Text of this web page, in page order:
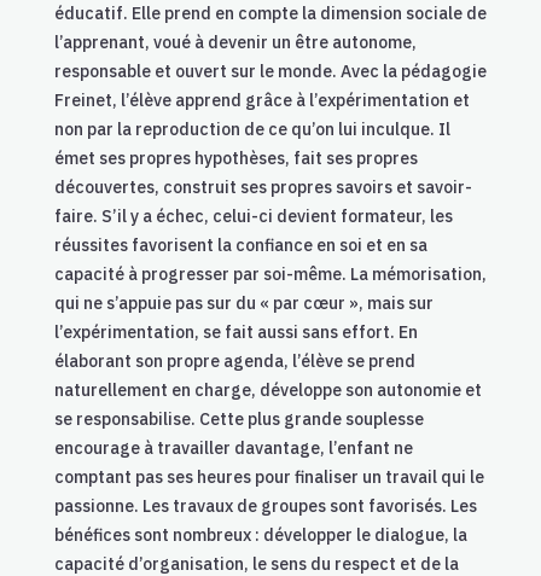
éducatif. Elle prend en compte la dimension sociale de
l’apprenant, voué à devenir un être autonome,
responsable et ouvert sur le monde. Avec la pédagogie
Freinet, l’élève apprend grâce à l’expérimentation et
non par la reproduction de ce qu’on lui inculque. Il
émet ses propres hypothèses, fait ses propres
découvertes, construit ses propres savoirs et savoir-
faire. S’il y a échec, celui-ci devient formateur, les
réussites favorisent la confiance en soi et en sa
capacité à progresser par soi-même. La mémorisation,
qui ne s’appuie pas sur du « par cœur », mais sur
l’expérimentation, se fait aussi sans effort. En
élaborant son propre agenda, l’élève se prend
naturellement en charge, développe son autonomie et
se responsabilise. Cette plus grande souplesse
encourage à travailler davantage, l’enfant ne
comptant pas ses heures pour finaliser un travail qui le
passionne. Les travaux de groupes sont favorisés. Les
bénéfices sont nombreux : développer le dialogue, la
capacité d’organisation, le sens du respect et de la